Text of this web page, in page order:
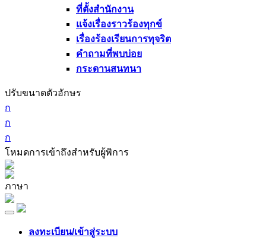
ที่ตั้งสำนักงาน
แจ้งเรื่องราวร้องทุกข์
เรื่องร้องเรียนการทุจริต
คำถามที่พบบ่อย
กระดานสนทนา
ปรับขนาดตัวอักษร
ก
ก
ก
โหมดการเข้าถึงสำหรับผู้พิการ
ภาษา
ลงทะเบียน/เข้าสู่ระบบ